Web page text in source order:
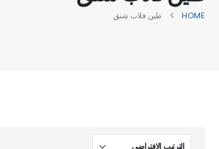
HOME طين فلاب شنق